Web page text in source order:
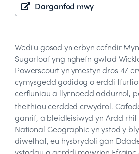
Darganfod mwy
Wedi'u gosod yn erbyn cefndir
Sugarloaf yng nghefn gwlad
Powerscourt yn ymestyn dros 47
cymysgedd godidog o erddi
cerfluniau a llynnoedd addurnol,
theithiau cerdded crwydrol.
ganrif, a bleidleisiwyd yn Ardd rhif
National Geographic yn ystod y
diwethaf, eu hysbrydoli gan